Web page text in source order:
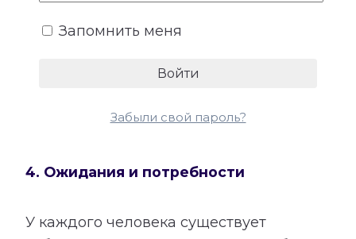
4. Ожидания и потребности
У каждого человека существует
Запомнить меня
Забыли свой пароль?